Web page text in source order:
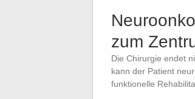
zum
Die Chirurgie endet
kann der Patient
funktionelle